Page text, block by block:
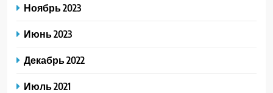
Ноябрь 2023
Июнь 2023
Декабрь 2022
Июль 2021